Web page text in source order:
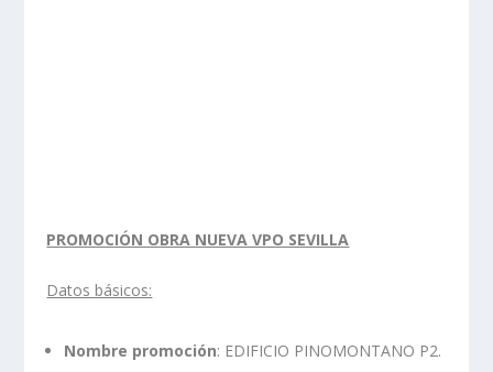
PROMOCIÓN OBRA NUEVA VPO SEVILLA
Datos básicos:
Nombre promoción: EDIFICIO PINOMONTANO P2.